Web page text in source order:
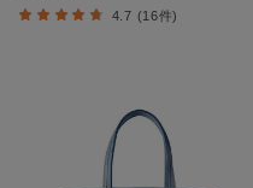
4.7 (16件)